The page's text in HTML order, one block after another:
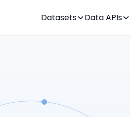
Datasets Data APIs